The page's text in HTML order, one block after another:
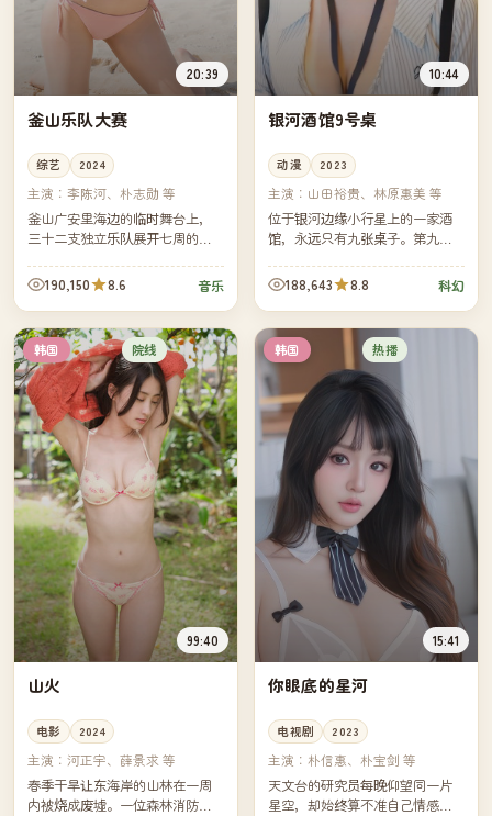
20:39
釜山乐队大赛
综艺 2024
主演： 李陈河、朴志勋 等
釜山广安里海边的临时舞台上，
三十二支独立乐队展开七周的现
让其中一支默默无闻的釜山本地
乐队一夜成为全国话题。
190,150 8.6 音乐
10:44
银河酒馆9号桌
动漫 2023
主演： 山田裕贵、林原惠美 等
位于银河边缘小行星上的一家酒
馆，永远只有九张桌子。第九桌
为那些尚未对自己人生说再见的
灵魂保留。
188,643 8.8 科幻
韩国 院线
99:40
山火
电影 2024
主演： 河正宇、薛景求 等
春季干旱让东海岸的山林在一周
内被烧成废墟。一位森林消防
韩国 热播
15:41
你眼底的星河
电视剧 2023
主演：朴信惠、朴宝剑 等
天文台的研究员每晚仰望同一片
星空，却始终算不准自己情感里